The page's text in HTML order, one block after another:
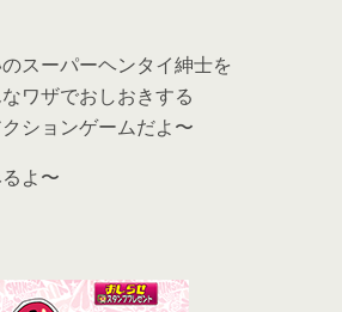
スーパーヘンタイ紳士を
ワザでおしおきする
ションゲームだよ〜
よ〜